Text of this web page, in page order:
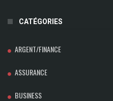
CATÉGORIES
ARGENT/FINANCE
ASSURANCE
BUSINESS